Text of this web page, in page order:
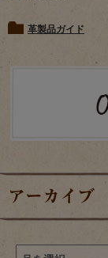
革製品ガイド
アーカイブ